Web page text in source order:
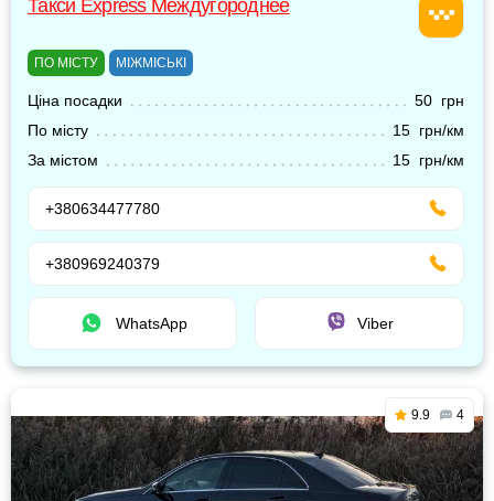
Такси Express Междугороднее
ПО МІСТУ МІЖМІСЬКІ
Ціна посадки
50 грн
По місту
15 грн/км
За містом
15 грн/км
+380634477780
+380969240379
WhatsApp Viber
9.9 4